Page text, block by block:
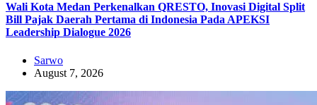
Wali Kota Medan Perkenalkan QRESTO, Inovasi Digital Split
Bill Pajak Daerah Pertama di Indonesia Pada APEKSI
Leadership Dialogue 2026
Sarwo
August 7, 2026